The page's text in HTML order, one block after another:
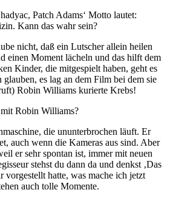
Patch Adams‘ Motto lautet:
Kann das wahr sein?
nicht, daß ein Lutscher allein heilen
einen Moment lächeln und das hilft dem
Kinder, die mitgespielt haben, geht es
glauben, es lag an dem Film bei dem sie
Robin Williams kurierte Krebs!
Robin Williams?
die ununterbrochen läuft. Er
auch wenn die Kameras aus sind. Aber
er sehr spontan ist, immer mit neuen
stehst du dann da und denkst ‚Das
vorgestellt hatte, was mache ich jetzt
auch tolle Momente.